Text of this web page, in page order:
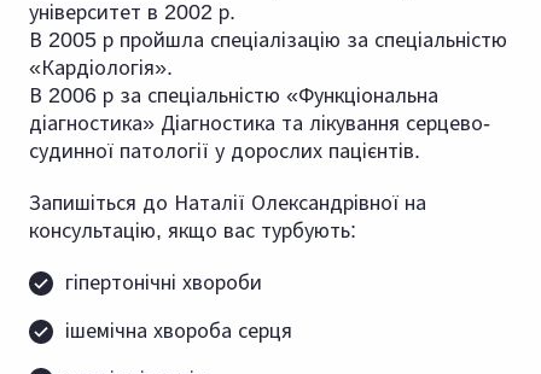
університет в 2002 р.
В 2005 р пройшла спеціалізацію за спеціальністю
«Кардіологія».
В 2006 р за спеціальністю «Функціональна
діагностика» Діагностика та лікування серцево-
судинної патології у дорослих пацієнтів.
Запишіться до Наталії Олександрівної на
консультацію, якщо вас турбують:
гіпертонічні хвороби
ішемічна хвороба серця